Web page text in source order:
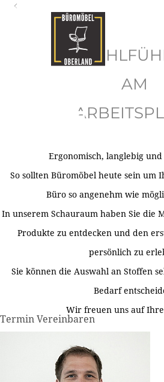
AM
Ergonomisch, langlebig
So sollten Büromöbel heute sein um
Büro so angenehm wie
In unserem Schauraum haben Sie die
Produkte zu entdecken und den
persönlich zu
Sie können die Auswahl an Stoffen
Bedarf
Wir freuen uns auf
Termin Vereinbaren